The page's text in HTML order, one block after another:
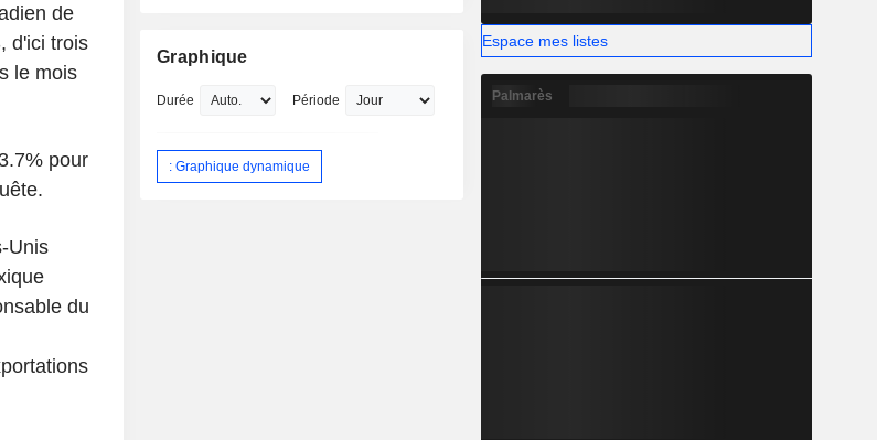
de
d'ici trois
le mois
pour
Unis
du
Graphique
Durée Période
: Graphique dynamique
Espace mes listes
Palmarès